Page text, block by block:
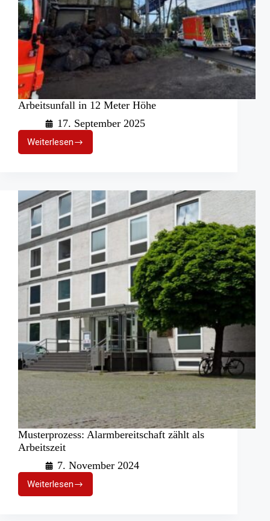
Arbeitsunfall in 12 Meter Höhe
17. September 2025
WeiterlesenArbeitsunfall
in
Höhe
Musterprozess: Alarmbereitschaft zählt als
Arbeitszeit
7. November 2024
WeiterlesenMusterprozess:
Alarmbereitschaft